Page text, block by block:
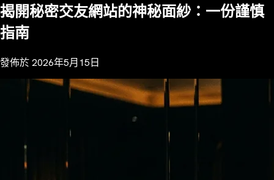
揭開秘密交友網站的神秘面紗：一份謹慎
指南
發佈於2026年5月15日